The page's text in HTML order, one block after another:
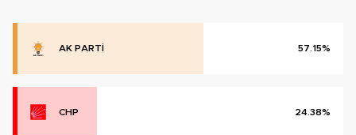
AK PARTİ 57.15%
CHP 24.38%